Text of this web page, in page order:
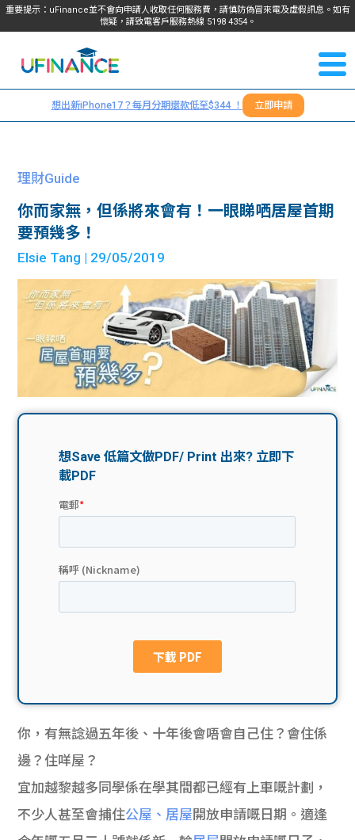
重要提示：uFinance並不會向申請人收取任何服務費，請慎防偽冒來電及虛假訊息。如有
懷疑，請致電客戶服務熱線 5198 4354。
我們
服務
貸款
貸款
計算
機
分享
費貸
款
機
資訊
Blog
大專
生筍
搵工
Exc
de
常見
問題
學生
nce
我們
們
＋
想出新iPhone17？每月分期還款低至$344 ！ 立即申請
理財Guide
你而家無，但係將來會有！一眼睇哂居屋首期
要預幾多！
Elsie Tang | 29/05/2019
你，有無諗過五年後、十年後會唔會自己住？會住係
邊？住咩屋？
宜加越黎越多同學係在學其間都已經有上車嘅計劃，
不少人甚至會捕住公屋、居屋 開放申請嘅日期。適逢